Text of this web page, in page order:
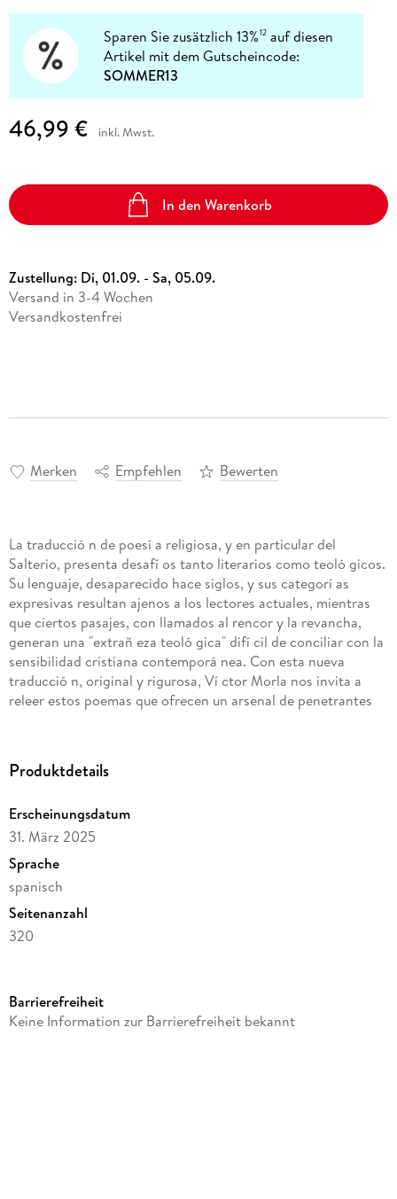
Sparen Sie zusätzlich 13%12 auf diesen
Artikel mit dem Gutscheincode:
SOMMER13
46,99 € inkl. Mwst.
In den Warenkorb
Zustellung: Di, 01.09. - Sa, 05.09.
Versand in 3-4 Wochen
Versandkostenfrei
Merken Empfehlen Bewerten
La traducció n de poesí a religiosa, y en particular del
Salterio, presenta desafí os tanto literarios como teoló gicos.
Su lenguaje, desaparecido hace siglos, y sus categorí as
expresivas resultan ajenos a los lectores actuales, mientras
que ciertos pasajes, con llamados al rencor y la revancha,
generan una "extrañ eza teoló gica" difí cil de conciliar con la
sensibilidad cristiana contemporá nea. Con esta nueva
traducció n, original y rigurosa, Ví ctor Morla nos invita a
releer estos poemas que ofrecen un arsenal de penetrantes
Produktdetails
Erscheinungsdatum
31. März 2025
Sprache
spanisch
Seitenanzahl
320
Verlag/Hersteller
Barrierefreiheit
Keine Information zur Barrierefreiheit bekannt